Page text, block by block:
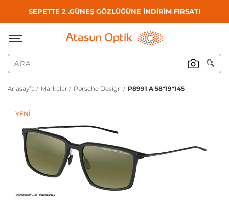
SEPETTE 2 .GÜNEŞ GÖZLÜĞÜNE İNDİRİM FIRSATI
Anasayfa / Markalar / Porsche Design / P8991 A 58*19*145
YENI